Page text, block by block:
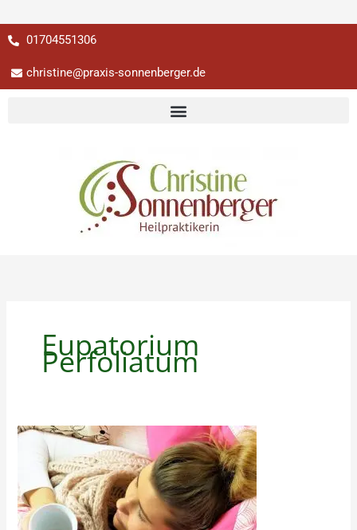
Zum
Inhalt
springen
01704551306
christine@praxis-sonnenberger.de
Eupatorium
Perfoliatum
Hausapotheke
Erkältungszeit